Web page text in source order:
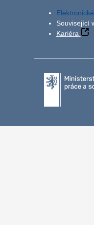
Související
Kariéra